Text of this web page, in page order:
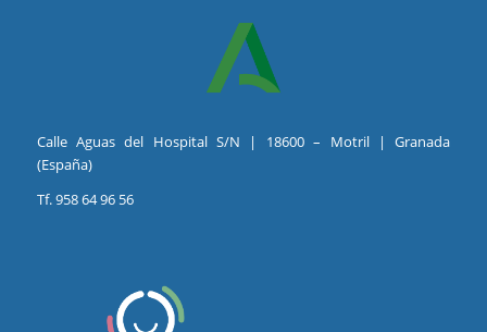
Calle Aguas del Hospital S/N | 18600 – Motril | Granada
(España)
Tf. 958 64 96 56